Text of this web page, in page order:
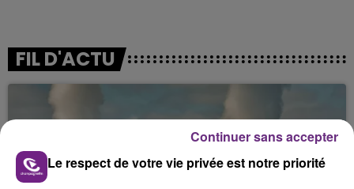
FIL D'ACTU
Le respect de votre vie privée est notre priorité
Continuer sans accepter